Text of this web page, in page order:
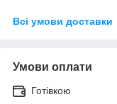
Всі умови доставки
Умови оплати
Готівкою